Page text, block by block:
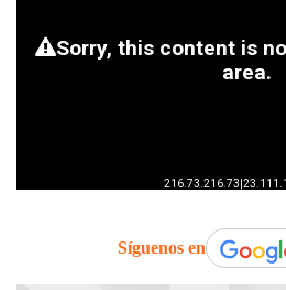
Síguenos en